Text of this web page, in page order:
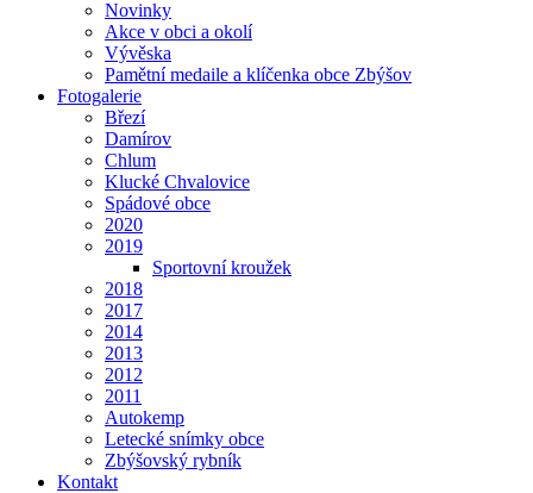
Novinky
Akce v obci a okolí
Vývěska
Pamětní medaile a klíčenka obce Zbýšov
Fotogalerie
Březí
Damírov
Chlum
Klucké Chvalovice
Spádové obce
2020
2019
Sportovní kroužek
2018
2017
2014
2013
2012
2011
Autokemp
Letecké snímky obce
Zbýšovský rybník
Kontakt